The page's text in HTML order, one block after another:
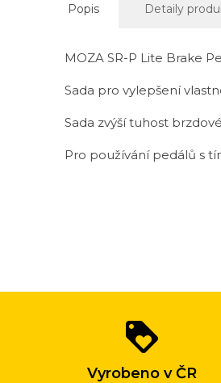
Popis Detaily
MOZA SR-P Lite Brake
Sada pro vylepšení
Sada zvýší tuhost
Pro používání pedálů s
nakupovatloyalty
Vyrobeno v ČR